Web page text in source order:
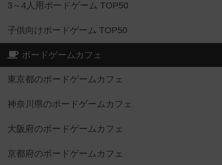
3～4人用ボードゲーム TOP50
子供向けボードゲーム TOP50
ボードゲームカフェ
東京都のボードゲームカフェ
神奈川県のボードゲームカフェ
大阪府のボードゲームカフェ
京都府のボードゲームカフェ